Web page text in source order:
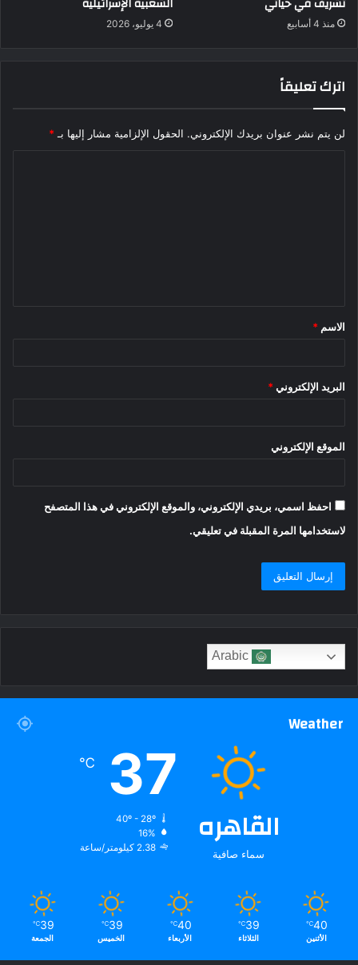
منذ 4 أسابيع 4 يوليو، 2026
اترك تعليقاً
لن يتم نشر عنوان بريدك الإلكتروني. الحقول الإلزامية مشار إليها بـ *
*
الاسم *
البريد الإلكتروني *
الموقع الإلكتروني
احفظ اسمي، بريدي الإلكتروني، والموقع الإلكتروني في هذا المتصفح
لاستخدامها المرة المقبلة في تعليقي.
Weather
القاهره
سماء صافية
37
℃
40º - 28º
16%
2.38 كيلومتر/ساعة
40
℃
الأثنين
39
℃
الثلاثاء
40
℃
الأربعاء
39
℃
الخميس
39
℃
الجمعة